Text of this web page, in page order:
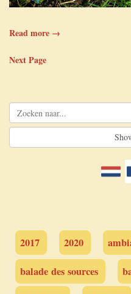
Read more →
Next Page
2017 2020
balade des sources